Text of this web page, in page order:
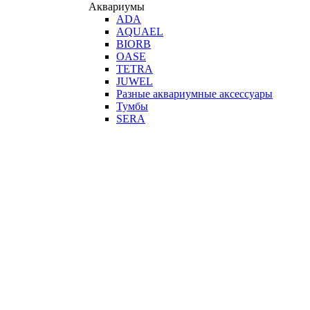
Аквариумы
ADA
AQUAEL
BIORB
OASE
TETRA
JUWEL
Разные аквариумные аксессуары
Тумбы
SERA